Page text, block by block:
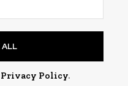
ALL
Privacy Policy.